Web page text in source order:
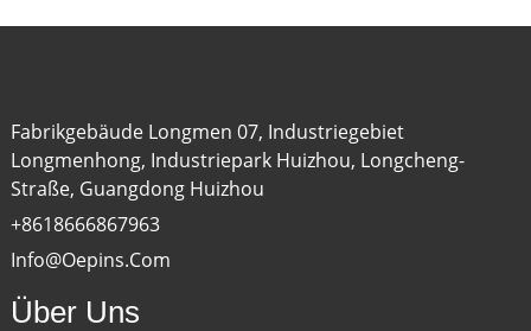
Fabrikgebäude Longmen 07, Industriegebiet
Longmenhong, Industriepark Huizhou, Longcheng-
Straße, Guangdong Huizhou
+8618666867963
Info@oepins.com
Über Uns